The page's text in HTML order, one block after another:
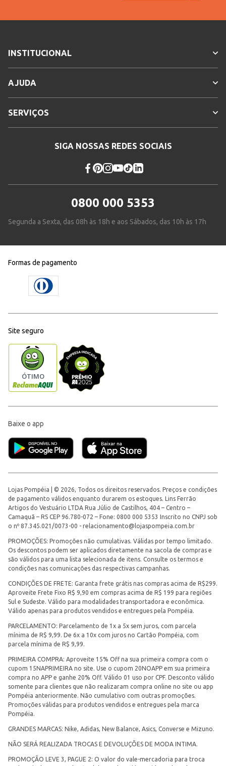
INSTITUCIONAL
AJUDA
SERVIÇOS
SIGA NOSSAS REDES SOCIAIS
0800 000 5353
Segunda a Sexta, das 08h às 18h e aos Sábados, das 10h às 17h
Formas de pagamento
Site seguro
Baixe o app
Lojas Pompéia | © 2026, Todos os direitos reservados. Preços e condições
de pagamento válidos enquanto durarem os estoques. Lins Ferrão
Artigos do Vestuário LTDA Rua Júlio de Castilhos, 404 – Centro –
Camaquã – RS CEP 96.780-072 – Fone: 0800 000 5353 Inscrito no CNPJ sob
o nº 87.345.021/0073-00 - relacionamento@lojaspompeia.com.br
PROMOÇÕES: Promoções não cumulativas. Válidas por tempo limitado.
Os descontos podem ser aplicados diretamente na sacola de compras e
são válidos para uma lista selecionada de itens. Consulte os termos e
condições nas comunicações das respectivas campanhas.
CONDIÇÕES DE FRETE: Garanta frete grátis nas compras acima de R$299.
Aproveite Frete Fixo R$ 9,90 em compras acima de R$ 199 para regiões
Sul e Sudeste. Válido para modalidades transportadora e econômica.
Válido apenas para produtos vendidos e entregues pela Pompéia.
PARCELAMENTO: Parcelamento de 1x a 5x sem juros, com parcela
mínima de R$ 9,99. De 6x a 10x com juros no Cartão Pompéia, com
parcela mínima de R$ 9,99.
PRIMEIRA COMPRA: Aproveite 15% Off na sua primeira compra com o
cupom 15NAPRIMEIRA no site. Use o cupom 20NOAPP em sua primeira
compra no APP e ganhe 20% Off. Válido 01 uso por CPF. Desconto válido
somente para clientes que não realizaram compra online no site ou app
Pompéia anteriormente. Não cumulativo com outras promoções.
Promoções válidas para produtos vendidos e entregues pela marca
Pompéia.
GRANDES MARCAS: Nike, Adidas, New Balance, Asics, Converse e Mizuno.
NÃO SERÁ REALIZADA TROCAS E DEVOLUÇÕES DE MODA INTIMA.
PROMOÇÃO LEVE 3, PAGUE 2: O valor do vale-mercadoria para troca